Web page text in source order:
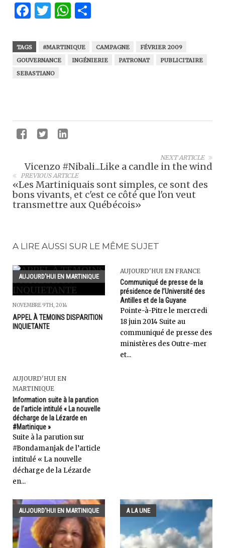
Facebook
Twitter
WhatsApp
TAGS #MARTINIQUE CAMPAGNE
FÉVRIER 2009
GOUVERNANCE
INGÉNIERIE PATRONAT
PUBLICITAIRE
SEBASTIANO
NEXT ARTICLE
Vicenzo #Nibali...Like a candle in the wind
PREVIOUS ARTICLE
«Les Martiniquais sont simples, ce sont des
bons vivants, et c'est ce côté que l'on veut
transmettre aux Québécois»
A LIRE AUSSI SUR LE MÊME SUJET
AUJOURD'HUI EN MARTINIQUE
NOVEMBRE 9TH, 2014
APPEL À TEMOINS DISPARITION
INQUIETANTE
AUJOURD'HUI EN FRANCE
Communiqué de presse de la
présidence de l’Université des
Antilles et de la Guyane
Pointe-à-Pitre le mercredi
18 juin 2014 Suite au
communiqué de presse des
ministères des Outre-mer
et...
AUJOURD'HUI EN
MARTINIQUE
Information suite à la parution
de l’article intitulé « La nouvelle
décharge de la Lézarde en
#Martinique »
Suite à la parution sur
#Bondamanjak de l’article
intitulé « La nouvelle
décharge de la Lézarde
en...
AUJOURD'HUI EN MARTINIQUE A LA UNE